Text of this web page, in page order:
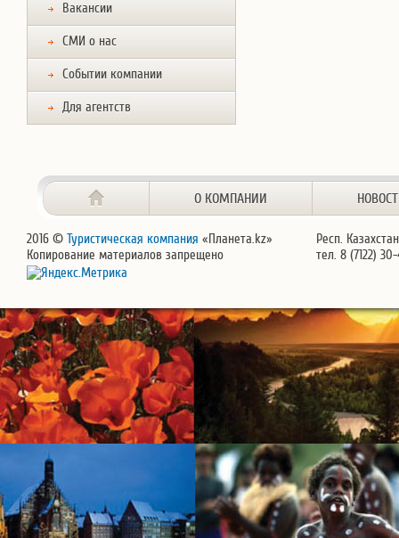
Вакансии
СМИ о нас
Событии компании
Для агентств
О КОМПАНИИ
2016 © Туристическая компания «Планета.kz»
Копирование материалов запрещено
Респ.
тел. 8 (7122)